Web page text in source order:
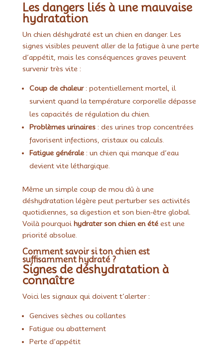
Les dangers liés à une mauvaise
hydratation
Un chien déshydraté est un chien en danger. Les
signes visibles peuvent aller de la fatigue à une perte
d’appétit, mais les conséquences graves peuvent
survenir très vite :
Coup de chaleur: potentiellement mortel, il
survient quand la température corporelle dépasse
les capacités de régulation du chien.
Problèmes urinaires: des urines trop concentrées
favorisent infections, cristaux ou calculs.
Fatigue générale: un chien qui manque d’eau
devient vite léthargique.
Même un simple coup de mou dû à une
déshydratation légère peut perturber ses activités
quotidiennes, sa digestion et son bien-être global.
Voilà pourquoi hydrater son chien en étéest une
priorité absolue.
Comment savoir si ton chien est
suffisamment hydraté ?
Signes de déshydratation à
connaître
Voici les signaux qui doivent t’alerter :
Gencives sèches ou collantes
Fatigue ou abattement
Perte d’appétit